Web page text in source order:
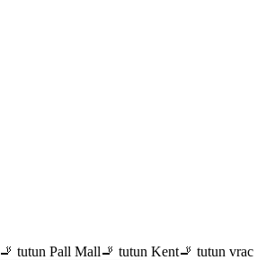
🚬 tutun Pall Mall🚬 tutun Kent🚬 tutun vrac